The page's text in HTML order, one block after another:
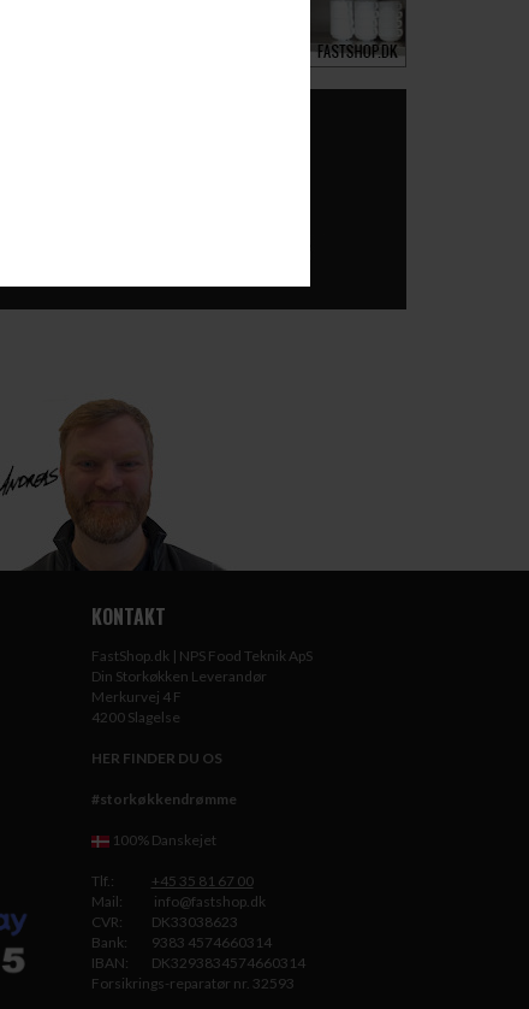
KONTAKT
FastShop.dk | NPS Food Teknik ApS
Din Storkøkken Leverandør
Merkurvej 4 F
4200 Slagelse
HER FINDER DU OS
#storkøkkendrømme
100% Danskejet
Tlf.:
+45 35 81 67 00
Mail:
info@fastshop.dk
CVR:
DK33038623
Bank:
9383 4574660314
IBAN:
DK3293834574660314
Forsikrings-reparatør nr. 32593